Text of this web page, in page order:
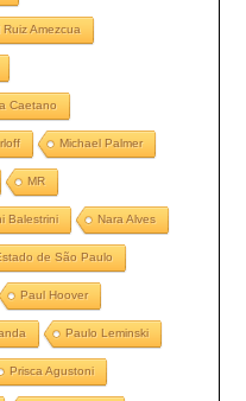
Ruiz Amezcua
Caetano
Michael Palmer
MR
Balestrini Nara Alves
de São Paulo
Paul Hoover
Paulo Leminski
Prisca Agustoni